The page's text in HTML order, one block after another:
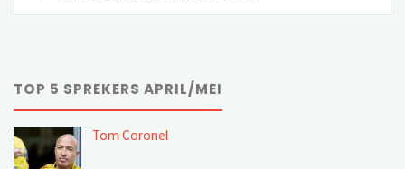
TOP 5 SPREKERS APRIL/MEI
Tom Coronel